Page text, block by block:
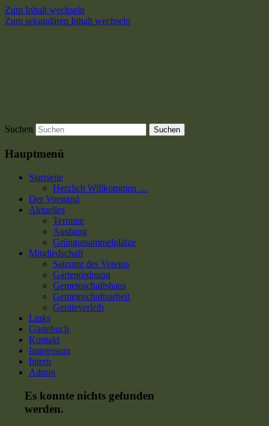
Zum Inhalt wechseln
Zum sekundären Inhalt wechseln
Suchen
Hauptmenü
Startseite
Herzlich Willkommen …
Der Vorstand
Aktuelles
Termine
Aushang
Grüngutsammelplätze
Mitgliedschaft
Satzung des Vereins
Gartenordnung
Gemeinschaftshaus
Gemeinschaftsarbeit
Geräteverleih
Links
Gästebuch
Kontakt
Impressum
Intern
Admin
Es konnte nichts gefunden
werden.